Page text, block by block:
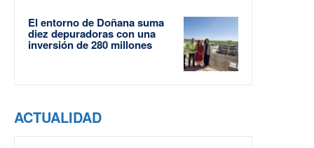
El entorno de Doñana suma
diez depuradoras con una
inversión de 280 millones
ACTUALIDAD